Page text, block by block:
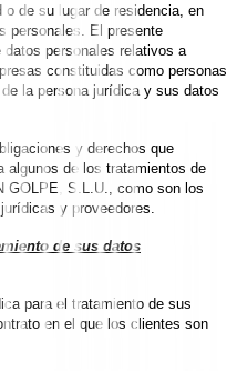
o de su lugar de residencia, en
personales. El presente
datos personales relativos a
constituidas como personas
la persona jurídica y sus datos
y derechos que
algunos de los tratamientos de
GOLPE, S.L.U., como son los
y proveedores.
de sus datos
para el tratamiento de sus
en el que los clientes son